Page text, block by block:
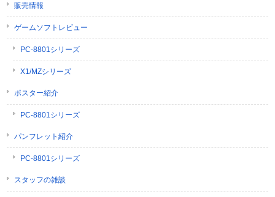
販売情報
ゲームソフトレビュー
PC-8801シリーズ
X1/MZシリーズ
ポスター紹介
PC-8801シリーズ
パンフレット紹介
PC-8801シリーズ
スタッフの雑談